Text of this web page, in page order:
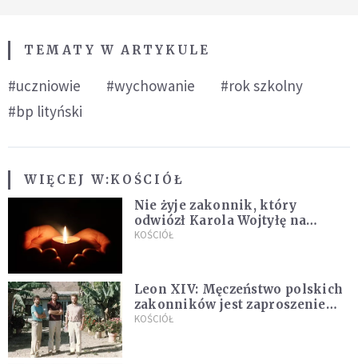
TEMATY W ARTYKULE
#uczniowie #wychowanie
#rok szkolny
#bp lityński
WIĘCEJ W:KOŚCIÓŁ
Nie żyje zakonnik, który
odwiózł Karola Wojtyłę na
konklawe. Jan Paweł II nazywał
KOŚCIÓŁ
Leon XIV: Męczeństwo polskich
zakonników jest zaproszeniem
do jedności i misji całego
KOŚCIÓŁ